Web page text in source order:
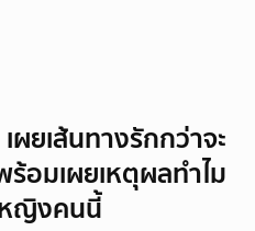
ผยเส้นทางรักกว่าจะ
ร้อมเผยเหตุผลทำไม
หญิงคนนี้